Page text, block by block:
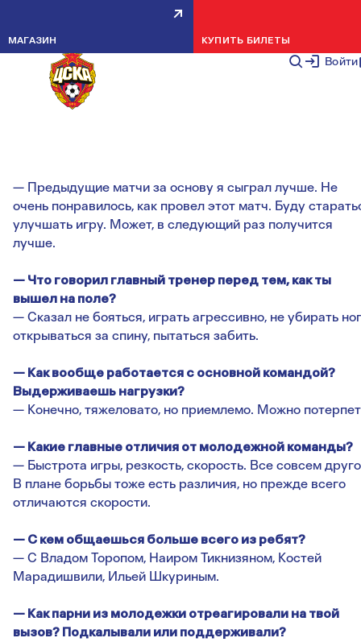
Войти
МАГАЗИН КУПИТЬ БИЛЕТЫ
ВЛАДИСЛАВ ЯКОВЛЕВ:
ПРЕДЫДУЩИЕ МАТЧИ ЗА
ОСНОВУ СЫГРАЛ ЛУЧШЕ
— Предыдущие матчи за основу я сыграл лучше. Не
очень понравилось, как провел этот матч. Буду
улучшать игру. Может, в следующий раз получится
лучше.
— Что говорил главный тренер перед тем, как ты
вышел на поле?
— Сказал не бояться, играть агрессивно, не убирать
открываться за спину, пытаться забить.
— Как вообще работается с основной командой?
Выдерживаешь нагрузки?
— Конечно, тяжеловато, но приемлемо. Можно
— Какие главные отличия от молодежной команды?
— Быстрота игры, резкость, скорость. Все совсем
В плане борьбы тоже есть различия, но прежде всего
отличаются скорости.
— С кем общаешься больше всего из ребят?
— С Владом Торопом, Наиром Тикнизяном, Костей
Марадишвили, Ильей Шкуриным.
— Как парни из молодежки отреагировали на твой
вызов? Подкалывали или поддерживали?